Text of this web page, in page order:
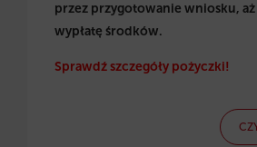
przez przygotowanie wniosku, aż
wypłatę środków.
Sprawdź szczegóły pożyczki!